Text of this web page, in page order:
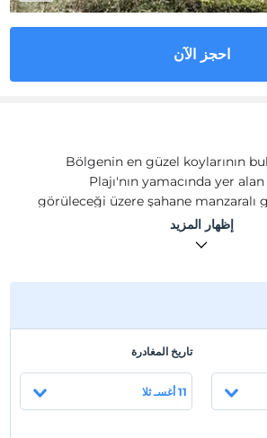
احجز الآن
Bölgenin en güzel koylarının
Plajı'nın yamacında yer
görüleceği üzere şahane manzaralı
kış her ihtiyacınıza cevap
Bahçe, barbekü, geniş teras ve
Evimizin ferah ve geniş olma
üzere ekstra kapasitelerde
olan kalabalık guruplara konaklama
Evimiz müşterilerimizin barbekü ve
cevap verebilecek olanakları
daha geniş bir
إظهار المزيد
تاريخ المغادرة
11 أغسـ ثلا